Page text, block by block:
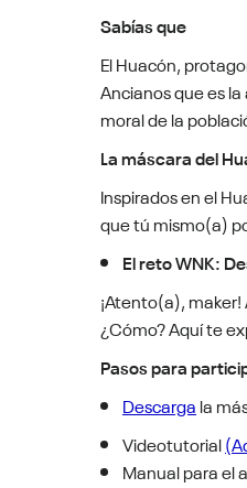
Sabías que
El Huacón,
Ancianos que es
moral de la
La máscara del
Inspirados en el
que tú mismo(a)
El reto WNK:
¡Atento(a),
¿Cómo? Aquí te
Pasos para
Descarga la
Videotutorial
Manual para el